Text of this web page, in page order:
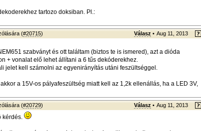
tartozo doksiban. Pl.:
(#20715) Válasz • Aug 11, 2013
szabványt és ott találtam (biztos te is ismered), azt a dióda
+ vonalat elő lehet állítani a 6 tűs dekóderekhez.
jelet kell számolni az egyenirányítás utáni feszültséggel.
a 15V-os pályafeszültség miatt kell az 1,2k ellenállás, ha a LED 3V,
(#20729) Válasz • Aug 11, 2013
kérdés.